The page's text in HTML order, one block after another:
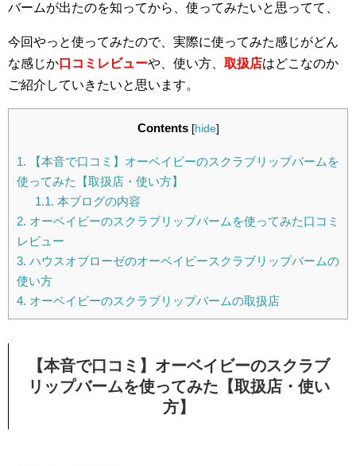
バームが出たのを知ってから、使ってみたいと思ってて、
今回やっと使ってみたので、実際に使ってみた感じがどん
な感じか口コミレビューや、使い方、 取扱店はどこなのか
ご紹介していきたいと思います。
Contents [hide]
1. 【本音で口コミ】オーベイビーのスクラブリップバームを
使ってみた【取扱店・使い方】
1.1. 本ブログの内容
2. オーベイビーのスクラブリップバームを使ってみた口コミ
レビュー
3. ハウスオブローゼのオーベイビースクラブリップバームの
使い方
4. オーベイビーのスクラブリップバームの取扱店
【本音で口コミ】オーベイビーのスクラブ
リップバームを使ってみた【取扱店・使い
方】